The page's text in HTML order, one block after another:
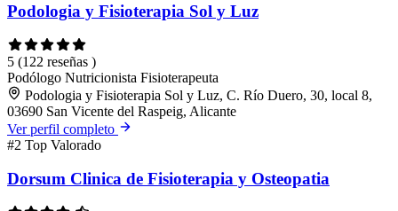
Podologia y Fisioterapia Sol y Luz
5 (122 reseñas )
Podólogo Nutricionista Fisioterapeuta
Podologia y Fisioterapia Sol y Luz, C. Río Duero, 30, local 8,
03690 San Vicente del Raspeig, Alicante
Ver perfil completo
#2 Top Valorado
Dorsum Clinica de Fisioterapia y Osteopatia